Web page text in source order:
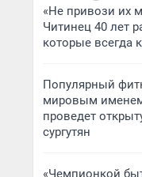
«Не привози их
Читинец 40 лет
которые всегда
Популярный
мировым
проведет
сургутян
«Чемпионкой